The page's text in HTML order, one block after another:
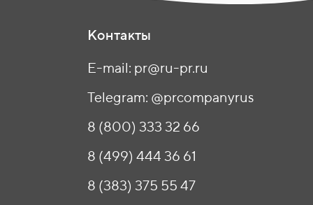
Контакты
E-mail: pr@ru-pr.ru
Telegram: @prcompanyrus
8 (800) 333 32 66
8 (499) 444 36 61
8 (383) 375 55 47